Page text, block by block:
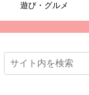
遊び・グルメ